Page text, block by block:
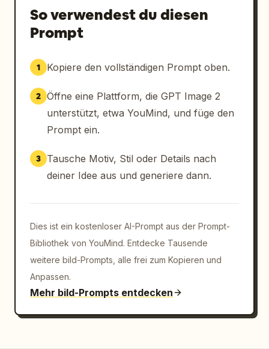
So verwendest du diesen
Prompt
1 Kopiere den vollständigen Prompt oben.
2 Öffne eine Plattform, die GPT Image 2
unterstützt, etwa YouMind, und füge den
Prompt ein.
3
Tausche Motiv, Stil oder Details nach
deiner Idee aus und generiere dann.
Dies ist ein kostenloser AI-Prompt aus der Prompt-
Bibliothek von YouMind. Entdecke Tausende
weitere bild-Prompts, alle frei zum Kopieren und
Anpassen.
Mehr bild-Prompts entdecken